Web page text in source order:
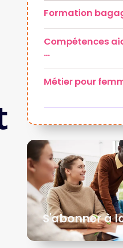
Formation
Compétences
…
Métier pour
S'abonner à